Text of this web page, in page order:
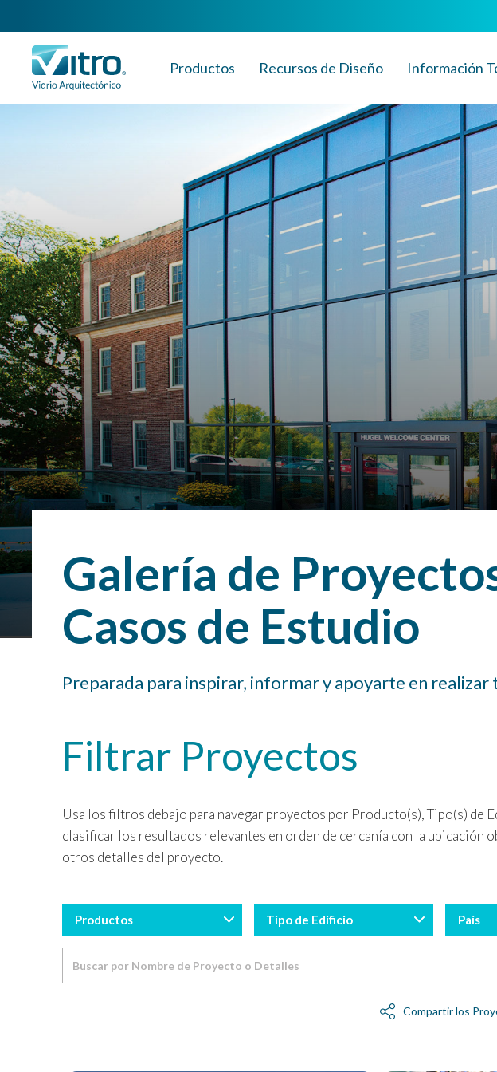
Productos Recursos de Diseño Información
Galería de
Casos de Estudio
Preparada para inspirar, informar y apoyarte en
Filtrar Proyectos
Usa los filtros debajo para navegar proyectos por Producto(s), Tipo(s)
clasificar los resultados relevantes en orden de cercanía con la
otros detalles del proyecto.
Productos Tipo de Edificio País
Compartir los